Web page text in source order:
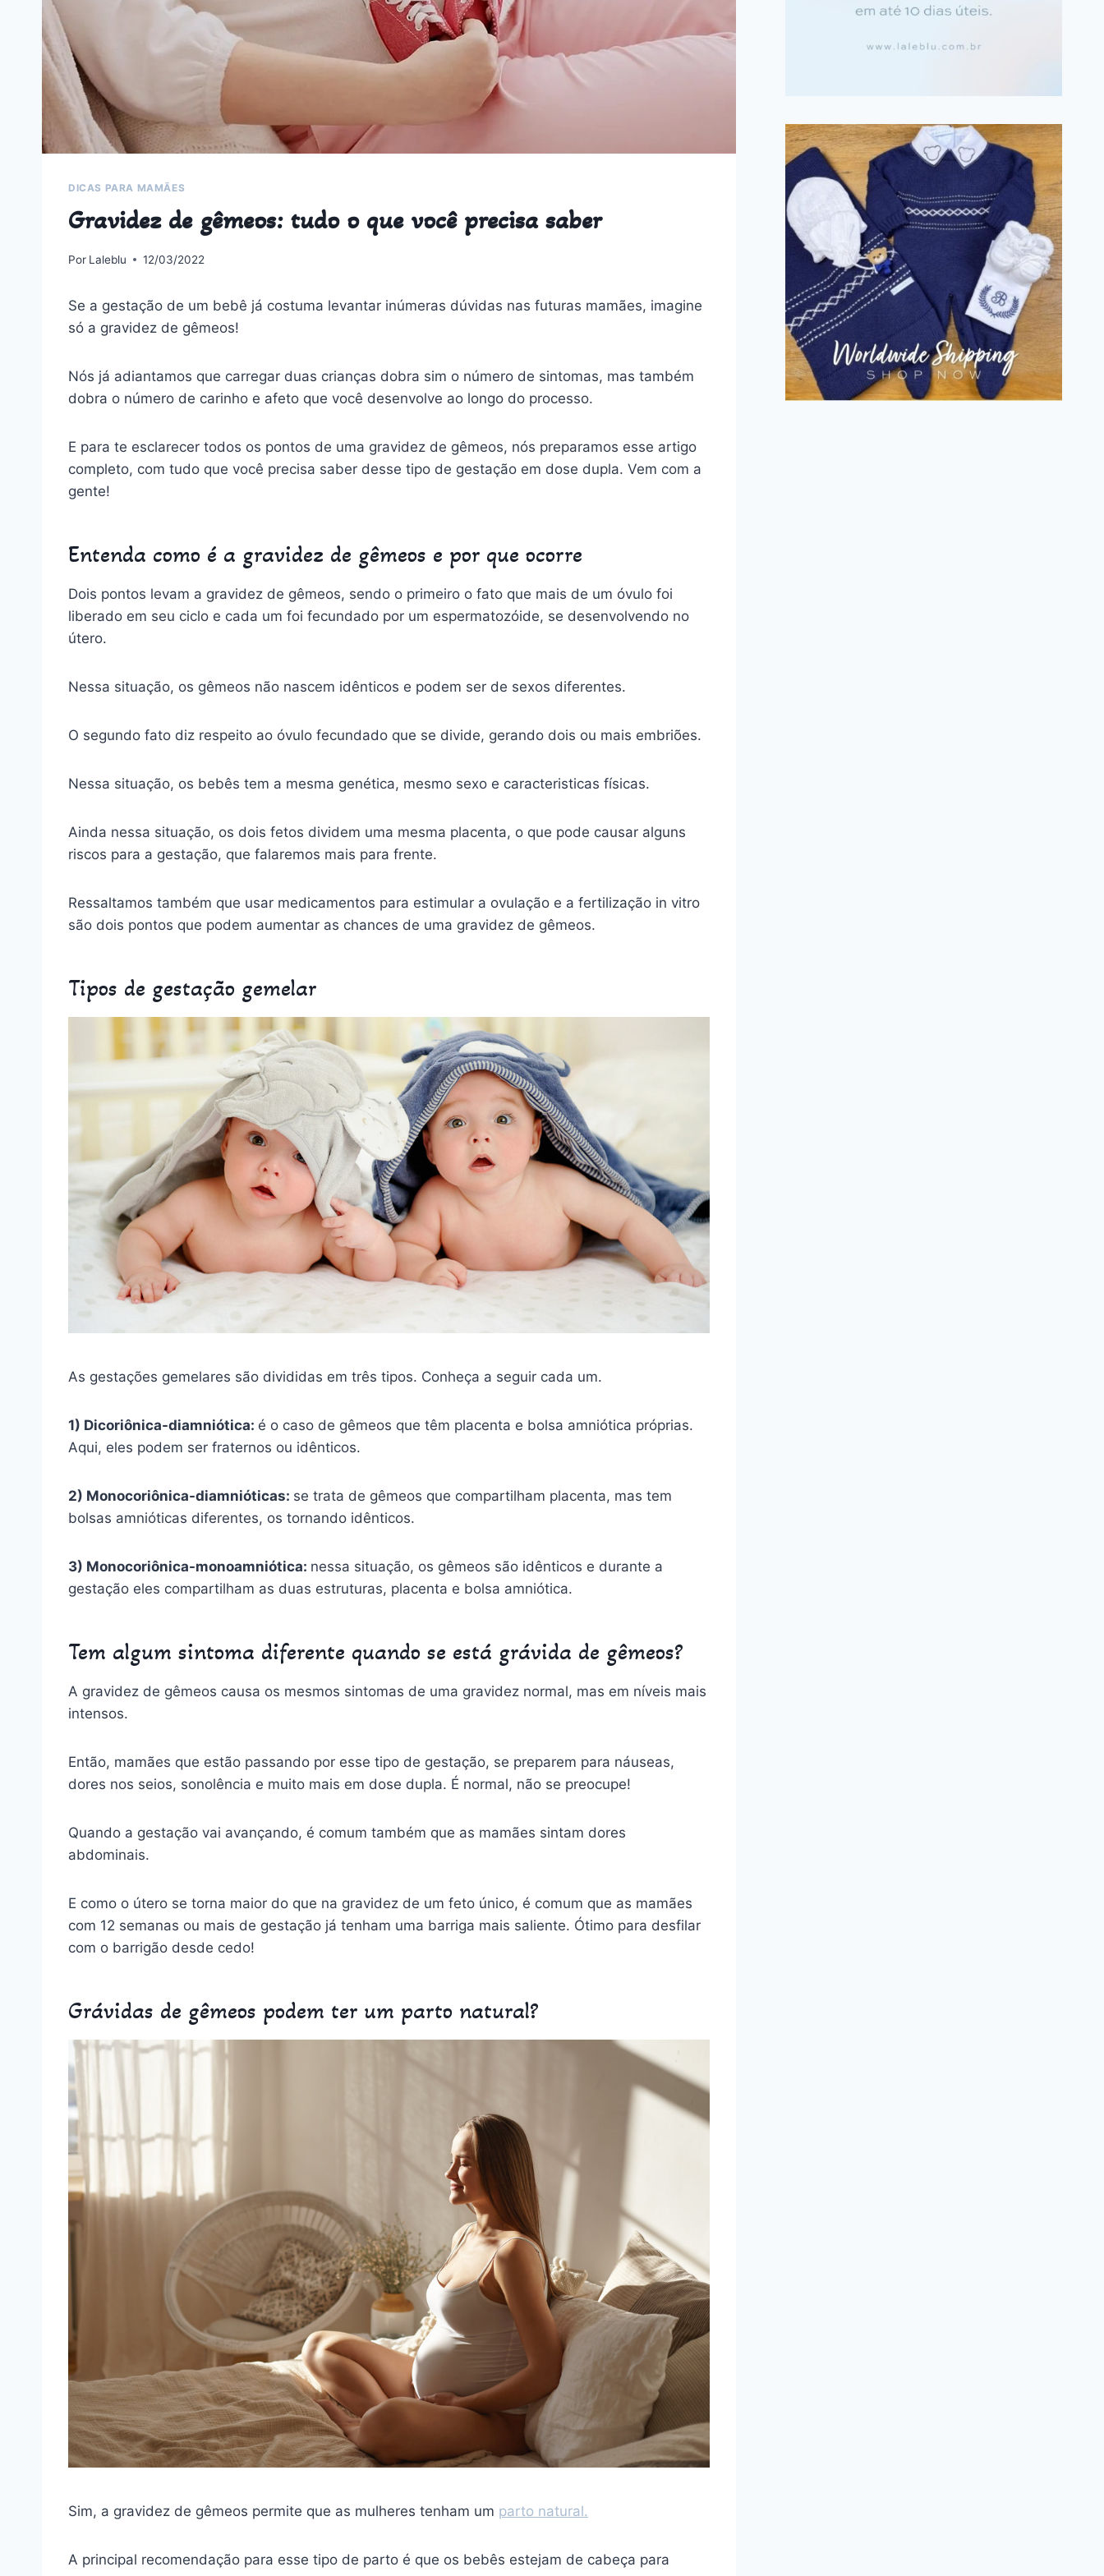
DICAS PARA MAMÃES
Gravidez de gêmeos: tudo o que você precisa saber
Por Laleblu 12/03/2022
Se a gestação de um bebê já costuma levantar inúmeras dúvidas nas futuras mamães, imagine
só a gravidez de gêmeos!
Nós já adiantamos que carregar duas crianças dobra sim o número de sintomas, mas também
dobra o número de carinho e afeto que você desenvolve ao longo do processo.
E para te esclarecer todos os pontos de uma gravidez de gêmeos, nós preparamos esse artigo
completo, com tudo que você precisa saber desse tipo de gestação em dose dupla. Vem com a
gente!
Entenda como é a gravidez de gêmeos e por que ocorre
Dois pontos levam a gravidez de gêmeos, sendo o primeiro o fato que mais de um óvulo foi
liberado em seu ciclo e cada um foi fecundado por um espermatozóide, se desenvolvendo no
útero.
Nessa situação, os gêmeos não nascem idênticos e podem ser de sexos diferentes.
O segundo fato diz respeito ao óvulo fecundado que se divide, gerando dois ou mais embriões.
Nessa situação, os bebês tem a mesma genética, mesmo sexo e caracteristicas físicas.
Ainda nessa situação, os dois fetos dividem uma mesma placenta, o que pode causar alguns
riscos para a gestação, que falaremos mais para frente.
Ressaltamos também que usar medicamentos para estimular a ovulação e a fertilização in vitro
são dois pontos que podem aumentar as chances de uma gravidez de gêmeos.
Tipos de gestação gemelar
As gestações gemelares são divididas em três tipos. Conheça a seguir cada um.
1) Dicoriônica-diamniótica: é o caso de gêmeos que têm placenta e bolsa amniótica próprias.
Aqui, eles podem ser fraternos ou idênticos.
2) Monocoriônica-diamnióticas: se trata de gêmeos que compartilham placenta, mas tem
bolsas amnióticas diferentes, os tornando idênticos.
3) Monocoriônica-monoamniótica: nessa situação, os gêmeos são idênticos e durante a
gestação eles compartilham as duas estruturas, placenta e bolsa amniótica.
Tem algum sintoma diferente quando se está grávida de gêmeos?
A gravidez de gêmeos causa os mesmos sintomas de uma gravidez normal, mas em níveis mais
intensos.
Então, mamães que estão passando por esse tipo de gestação, se preparem para náuseas,
dores nos seios, sonolência e muito mais em dose dupla. É normal, não se preocupe!
Quando a gestação vai avançando, é comum também que as mamães sintam dores
abdominais.
E como o útero se torna maior do que na gravidez de um feto único, é comum que as mamães
com 12 semanas ou mais de gestação já tenham uma barriga mais saliente. Ótimo para desfilar
com o barrigão desde cedo!
Grávidas de gêmeos podem ter um parto natural?
Sim, a gravidez de gêmeos permite que as mulheres tenham um parto natural.
A principal recomendação para esse tipo de parto é que os bebês estejam de cabeça para